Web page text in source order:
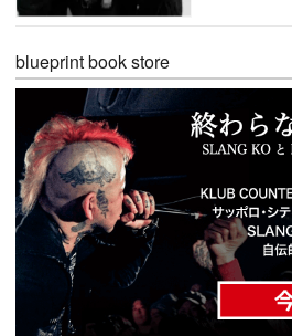
blueprint book store